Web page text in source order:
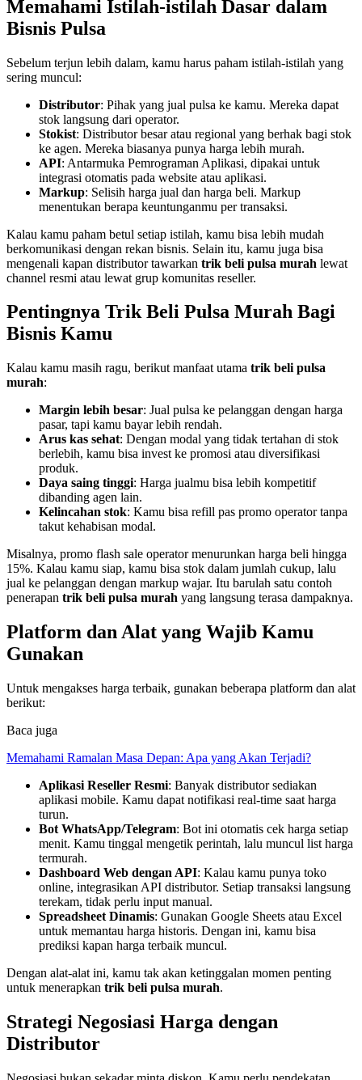
Memahami Istilah‑istilah Dasar dalam
Bisnis Pulsa
Sebelum terjun lebih dalam, kamu harus paham istilah‑istilah yang
sering muncul:
Distributor: Pihak yang jual pulsa ke kamu. Mereka dapat
stok langsung dari operator.
Stokist: Distributor besar atau regional yang berhak bagi stok
ke agen. Mereka biasanya punya harga lebih murah.
API: Antarmuka Pemrograman Aplikasi, dipakai untuk
integrasi otomatis pada website atau aplikasi.
Markup: Selisih harga jual dan harga beli. Markup
menentukan berapa keuntunganmu per transaksi.
Kalau kamu paham betul setiap istilah, kamu bisa lebih mudah
berkomunikasi dengan rekan bisnis. Selain itu, kamu juga bisa
mengenali kapan distributor tawarkan trik beli pulsa murah lewat
channel resmi atau lewat grup komunitas reseller.
Pentingnya Trik Beli Pulsa Murah Bagi
Bisnis Kamu
Kalau kamu masih ragu, berikut manfaat utama trik beli pulsa
murah:
Margin lebih besar: Jual pulsa ke pelanggan dengan harga
pasar, tapi kamu bayar lebih rendah.
Arus kas sehat: Dengan modal yang tidak tertahan di stok
berlebih, kamu bisa invest ke promosi atau diversifikasi
produk.
Daya saing tinggi: Harga jualmu bisa lebih kompetitif
dibanding agen lain.
Kelincahan stok: Kamu bisa refill pas promo operator tanpa
takut kehabisan modal.
Misalnya, promo flash sale operator menurunkan harga beli hingga
15%. Kalau kamu siap, kamu bisa stok dalam jumlah cukup, lalu
jual ke pelanggan dengan markup wajar. Itu barulah satu contoh
penerapan trik beli pulsa murah yang langsung terasa dampaknya.
Platform dan Alat yang Wajib Kamu
Gunakan
Untuk mengakses harga terbaik, gunakan beberapa platform dan alat
berikut:
Baca juga
Memahami Ramalan Masa Depan: Apa yang Akan Terjadi?
Aplikasi Reseller Resmi: Banyak distributor sediakan
aplikasi mobile. Kamu dapat notifikasi real‑time saat harga
turun.
Bot WhatsApp/Telegram: Bot ini otomatis cek harga setiap
menit. Kamu tinggal mengetik perintah, lalu muncul list harga
termurah.
Dashboard Web dengan API: Kalau kamu punya toko
online, integrasikan API distributor. Setiap transaksi langsung
terekam, tidak perlu input manual.
Spreadsheet Dinamis: Gunakan Google Sheets atau Excel
untuk memantau harga historis. Dengan ini, kamu bisa
prediksi kapan harga terbaik muncul.
Dengan alat‑alat ini, kamu tak akan ketinggalan momen penting
untuk menerapkan trik beli pulsa murah.
Strategi Negosiasi Harga dengan
Distributor